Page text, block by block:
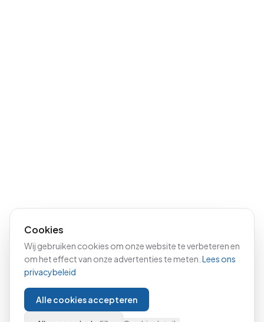
Cookies
Wij gebruiken cookies om onze website te verbeteren en
om het effect van onze advertenties te meten. Lees ons
privacybeleid
Alle cookies accepteren